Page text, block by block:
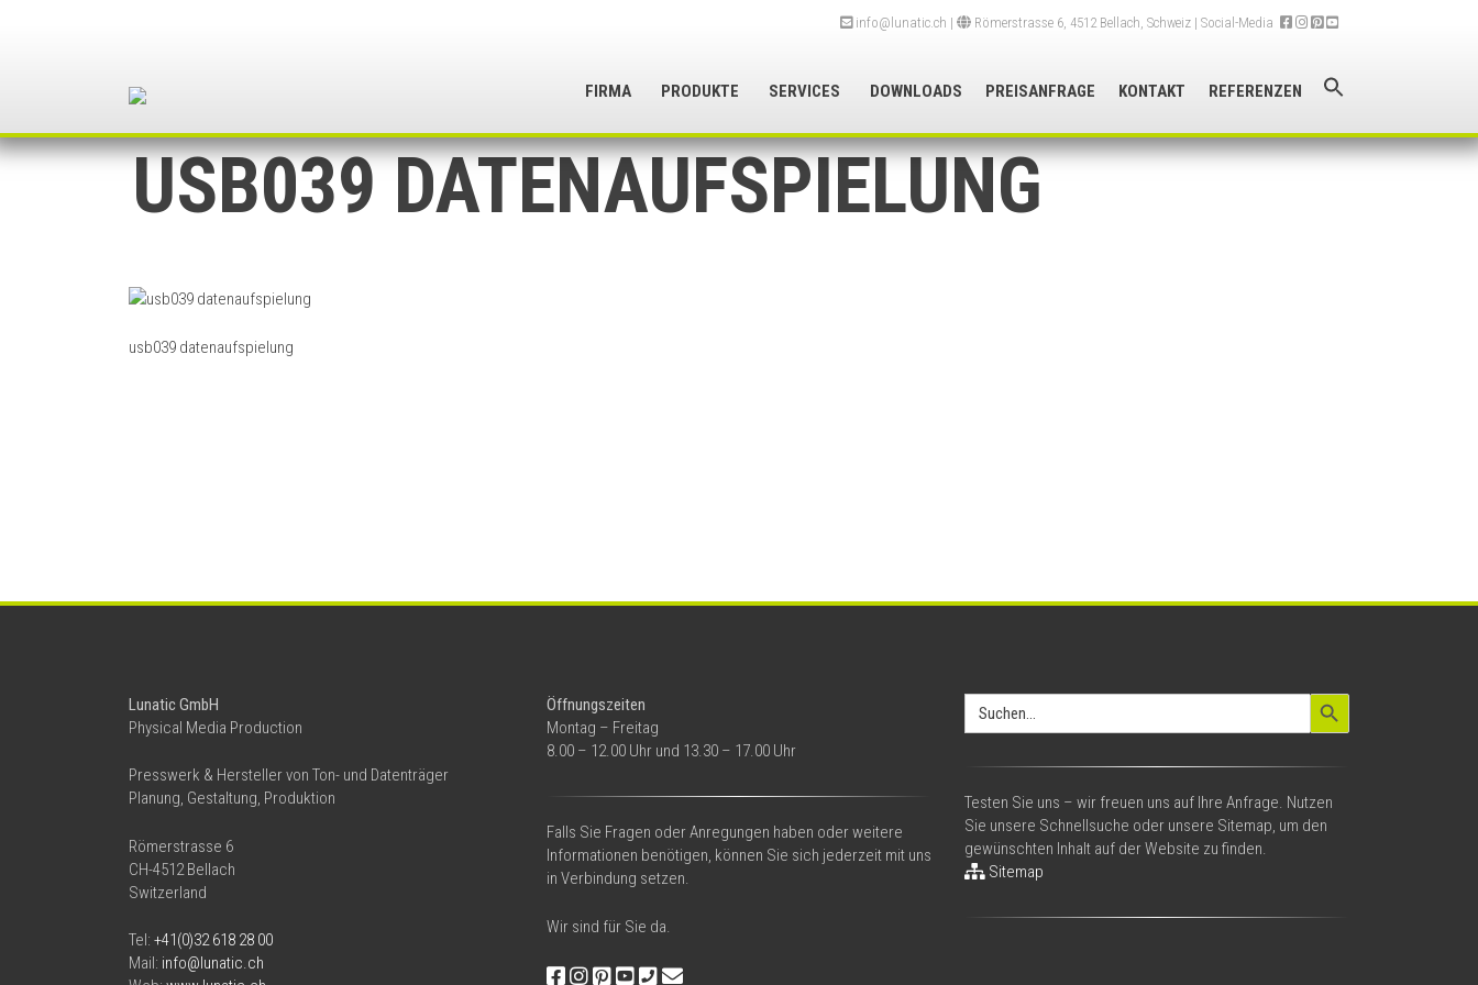
info@lunatic.ch | Römerstrasse 6, 4512 Bellach, Schweiz | Social-Media
FIRMA PRODUKTE SERVICES DOWNLOADS PREISANFRAGE KONTAKT REFERENZEN
USB039 DATENAUFSPIELUNG
usb039 datenaufspielung
Lunatic GmbH
Physical Media Production
Presswerk & Hersteller von Ton- und Datenträger
Planung, Gestaltung, Produktion
Römerstrasse 6
CH-4512 Bellach
Switzerland
Tel: +41(0)32 618 28 00
Mail: info@lunatic.ch
Öffnungszeiten
Montag – Freitag
8.00 – 12.00 Uhr und 13.30 – 17.00 Uhr
Falls Sie Fragen oder Anregungen haben oder weitere
Informationen benötigen, können Sie sich jederzeit mit uns
in Verbindung setzen.
Wir sind für Sie da.
Search
for:
Search Button
Testen Sie uns – wir freuen uns auf Ihre Anfrage. Nutzen
Sie unsere Schnellsuche oder unsere Sitemap, um den
gewünschten Inhalt auf der Website zu finden.
Sitemap